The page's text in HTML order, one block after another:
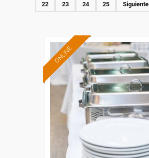
22 23 24 25 Siguiente
ONLINE
Formación 100%
subvencionada.
Para desempleados,
trabajadores y autónomos.